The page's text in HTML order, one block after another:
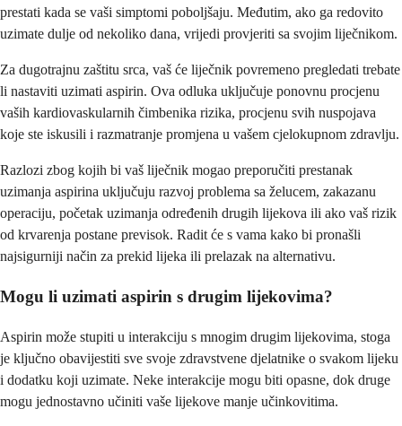
prestati kada se vaši simptomi poboljšaju. Međutim, ako ga redovito
uzimate dulje od nekoliko dana, vrijedi provjeriti sa svojim liječnikom.
Za dugotrajnu zaštitu srca, vaš će liječnik povremeno pregledati trebate
li nastaviti uzimati aspirin. Ova odluka uključuje ponovnu procjenu
vaših kardiovaskularnih čimbenika rizika, procjenu svih nuspojava
koje ste iskusili i razmatranje promjena u vašem cjelokupnom zdravlju.
Razlozi zbog kojih bi vaš liječnik mogao preporučiti prestanak
uzimanja aspirina uključuju razvoj problema sa želucem, zakazanu
operaciju, početak uzimanja određenih drugih lijekova ili ako vaš rizik
od krvarenja postane previsok. Radit će s vama kako bi pronašli
najsigurniji način za prekid lijeka ili prelazak na alternativu.
Mogu li uzimati aspirin s drugim lijekovima?
Aspirin može stupiti u interakciju s mnogim drugim lijekovima, stoga
je ključno obavijestiti sve svoje zdravstvene djelatnike o svakom lijeku
i dodatku koji uzimate. Neke interakcije mogu biti opasne, dok druge
mogu jednostavno učiniti vaše lijekove manje učinkovitima.